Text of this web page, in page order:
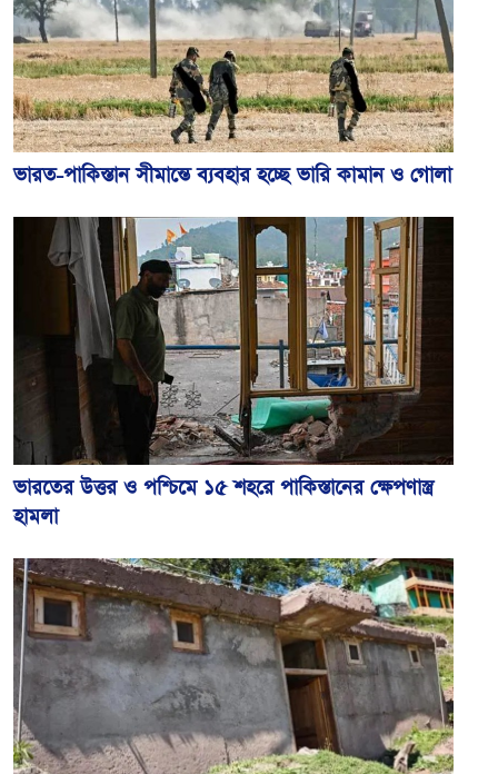
ভারত-পাকিস্তান সীমান্তে ব্যবহার হচ্ছে ভারি কামান ও গোলা
ভারতের উত্তর ও পশ্চিমে ১৫ শহরে পাকিস্তানের ক্ষেপণাস্ত্র
হামলা